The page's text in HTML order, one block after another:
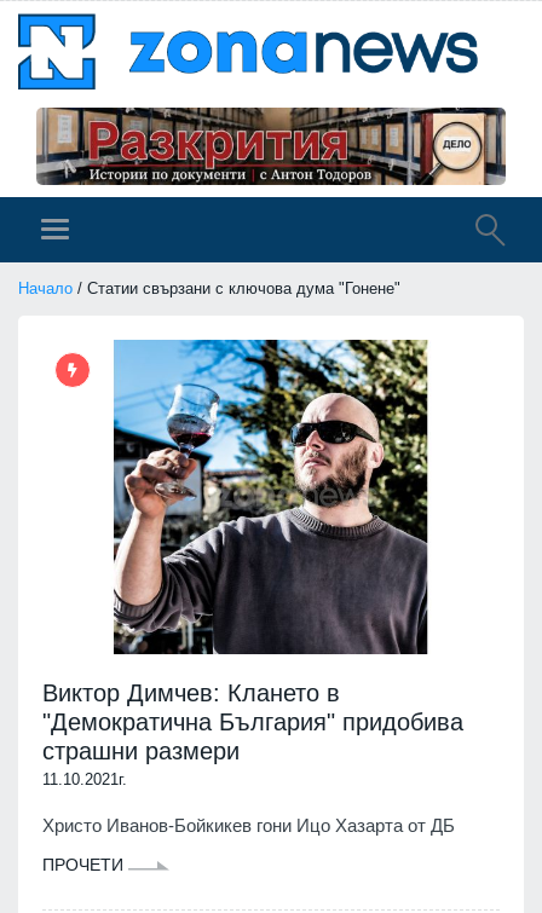
Начало / Статии свързани с ключова дума "Гонене"
Виктор Димчев: Клането в
"Демократична България" придобива
страшни размери
11.10.2021г.
Христо Иванов-Бойкикев гони Ицо Хазарта от ДБ
ПРОЧЕТИ